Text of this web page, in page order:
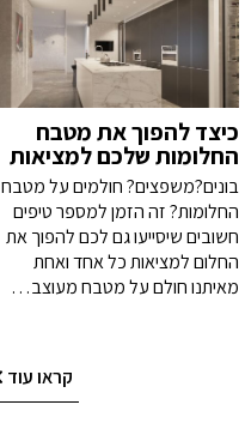
כיצד להפוך את מטבח
החלומות שלכם למציאות
בונים?משפצים? חולמים על מטבח
החלומות? זה הזמן למספר טיפים
חשובים שיסייעו גם לכם להפוך את
החלום למציאות כל אחד ואחת
מאיתנו חולם על מטבח מעוצב…
קראו עוד